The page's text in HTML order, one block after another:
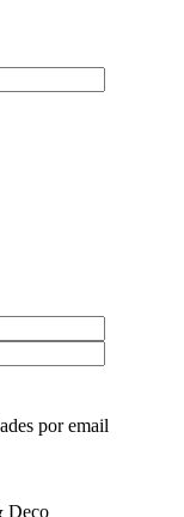
por email